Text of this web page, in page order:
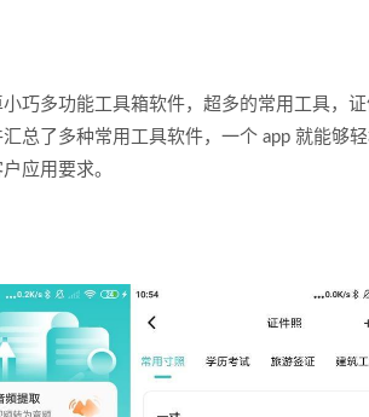
巧多功能工具箱软件，超多的常用工具，
总了多种常用工具软件，一个 app 就能够
应用要求。